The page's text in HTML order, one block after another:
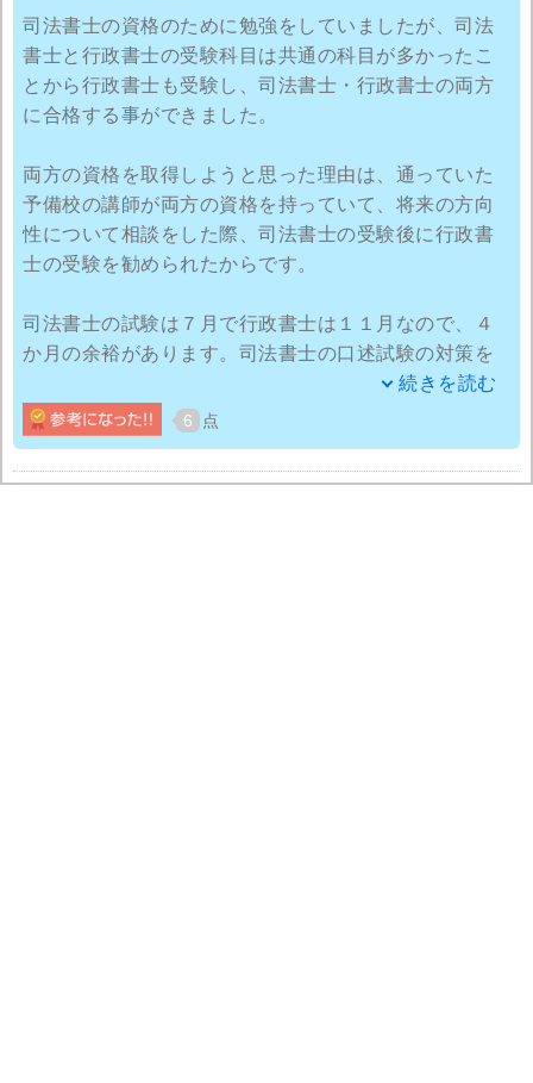
だいたい1年くらい勉強して合格ラインを余裕で上回る
点数で合格できました。夢だった独立に向けて日々勉
強しながら働いています。
司法書士の資格のために勉強をしていましたが、司法
書士と行政書士の受験科目は共通の科目が多かったこ
とから行政書士も受験し、司法書士・行政書士の両方
に合格する事ができました。
両方の資格を取得しようと思った理由は、通っていた
予備校の講師が両方の資格を持っていて、将来の方向
性について相談をした際、司法書士の受験後に行政書
士の受験を勧められたからです。
司法書士の試験は７月で行政書士は１１月なので、４
か月の余裕があります。司法書士の口述試験の対策を
しながら、４か月間で行政法の勉強をしましたが、不
十分だと感じていました。しかし、司法書士で勉強を
していた商法・憲法・民法には自信があったので、合
格する事ができました。６０％の得点率で合格する事
続きを読む
6 点